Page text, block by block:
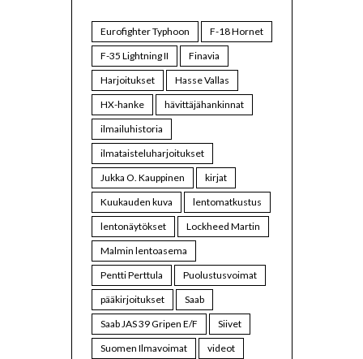
Eurofighter Typhoon
F-18 Hornet
F-35 Lightning II
Finavia
Harjoitukset
Hasse Vallas
HX-hanke
hävittäjähankinnat
ilmailuhistoria
ilmataisteluharjoitukset
Jukka O. Kauppinen
kirjat
Kuukauden kuva
lentomatkustus
lentonäytökset
Lockheed Martin
Malmin lentoasema
Pentti Perttula
Puolustusvoimat
pääkirjoitukset
Saab
Saab JAS 39 Gripen E/F
Siivet
Suomen Ilmavoimat
videot